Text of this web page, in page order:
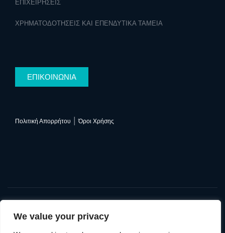
We value your privacy
ΕΠΙΧΕΙΡΗΣΕΙΣ
ΧΡΗΜΑΤΟΔΟΤΗΣΕΙΣ ΚΑΙ ΕΠΕΝΔΥΤΙΚΑ ΤΑΜΕΙΑ
ΕΠΙΚΟΙΝΩΝΙΑ
Πολιτική Απορρήτου |Όροι Χρήσης